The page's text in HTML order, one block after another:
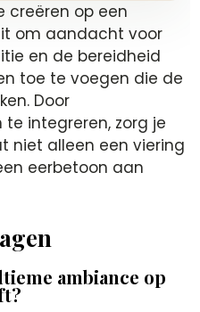
creëren op een
om aandacht voor
en de bereidheid
toe te voegen die de
Door
integreren, zorg je
niet alleen een viering
eerbetoon aan
ambiance op